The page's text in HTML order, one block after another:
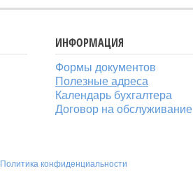
ИНФОРМАЦИЯ
Формы документов
Полезные адреса
Календарь бухгалтера
Договор на обслуживание
Политика конфиденциальности